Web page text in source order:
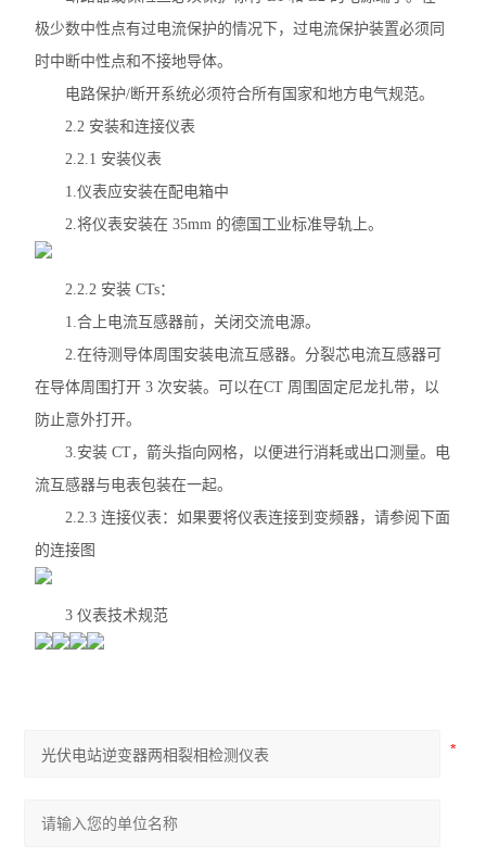
复费率统计表
三相多功能谐波表
三相电度表
有源电力滤波器
终端电能计量表计
APMD系列仪表
极少数中性点有过电流保护的情况下，过电流保护装置必须同
时中断中性点和不接地导体。
电路保护/断开系统必须符合所有国家和地方电气规范。
2.2 安装和连接仪表
2.2.1 安装仪表
1.仪表应安装在配电箱中
2.将仪表安装在 35mm 的德国工业标准导轨上。
2.2.2 安装 CTs：
1.合上电流互感器前，关闭交流电源。
2.在待测导体周围安装电流互感器。分裂芯电流互感器可
在导体周围打开 3 次安装。可以在CT 周围固定尼龙扎带，以
防止意外打开。
3.安装 CT，箭头指向网格，以便进行消耗或出口测量。电
流互感器与电表包装在一起。
2.2.3 连接仪表：如果要将仪表连接到变频器，请参阅下面
的连接图
3 仪表技术规范